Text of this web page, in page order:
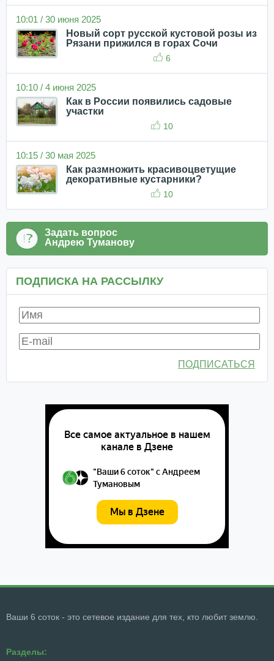
10:01 / 30 июня 2025
Новый сорт русской кустовой розы из
Рязани прижился в горах Сочи
6
10:10 / 4 июня 2025
Как в России появились садовые
участки
10
10:15 / 30 мая 2025
Как размножить красивоцветущие
декоративные кустарники?
10
Задать вопрос
Андрею Туманову
ПОДПИСКА НА РАССЫЛКУ
ПОДПИСАТЬСЯ
Ваши 6 соток - это сетевое издание для тех, кто любит землю.
Разделы: